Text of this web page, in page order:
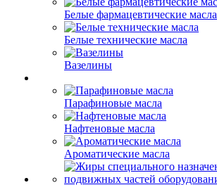
Белые фармацевтические масла
Белые технические масла
Вазелины
Парафиновые масла
Нафтеновые масла
Ароматические масла